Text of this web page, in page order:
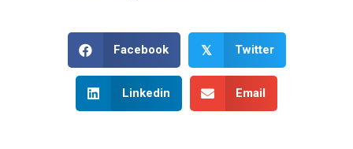
Facebook 𝕏 Twitter
Linkedin Email